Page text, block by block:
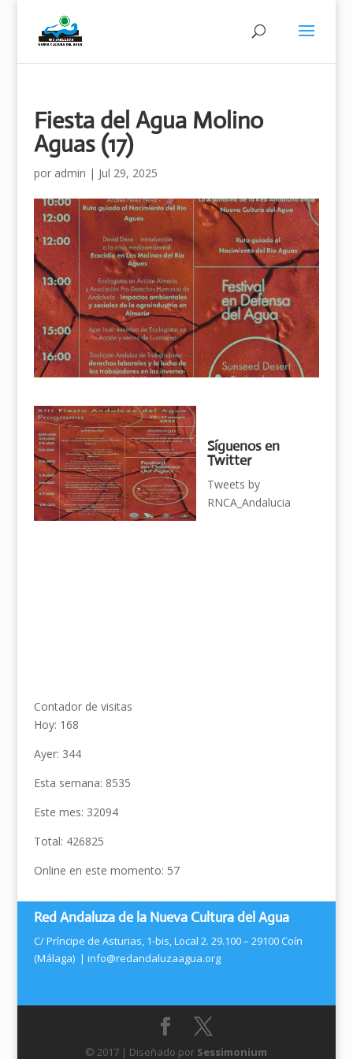
Fiesta del Agua Molino
Aguas (17)
por admin | Jul 29, 2025
Síguenos en
Twitter
Tweets by
RNCA_Andalucia
Contador de visitas
Hoy: 168
Ayer: 344
Esta semana: 8535
Este mes: 32094
Total: 426825
Online en este momento: 57
Red Andaluza de la Nueva Cultura del Agua
C/ Príncipe de Asturias, 1-bis, Local 2. 29.100 – 29100 Coín
(Málaga) | info@redandaluzaagua.org
© 2017 | Diseñado por Sessimonium